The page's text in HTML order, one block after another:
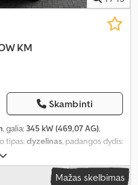
KM
Skambinti
, galia: 345 kW (469,07 AG),
tipas:dyzelinas, padangos dydis:
, kuras:
, pavaros tipas:automatinis,
, Gamybos metai:2020,
Mažas skelbimas